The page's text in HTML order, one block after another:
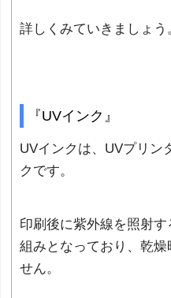
詳しくみていきましょう
『UVインク』
UVインクは、UVプリン
クです。
印刷後に紫外線を照射
組みとなっており、乾
せん。